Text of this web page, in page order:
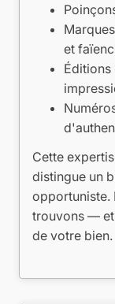
et
Éditions
Cette
distingue un
opportuniste.
trouvons — et
de votre bien.